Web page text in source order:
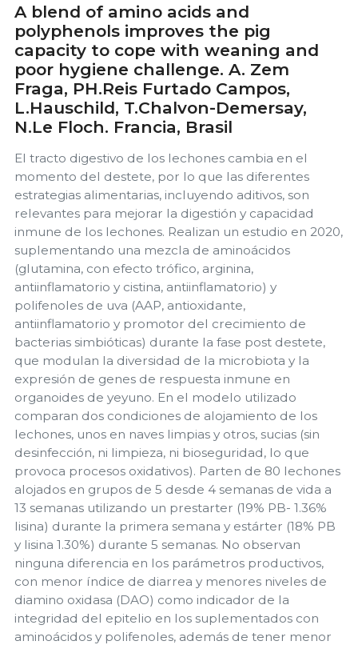
A blend of amino acids and
polyphenols improves the pig
capacity to cope with weaning and
poor hygiene challenge. A. Zem
Fraga, PH.Reis Furtado Campos,
L.Hauschild, T.Chalvon-Demersay,
N.Le Floch. Francia, Brasil
El tracto digestivo de los lechones cambia en el
momento del destete, por lo que las diferentes
estrategias alimentarias, incluyendo aditivos, son
relevantes para mejorar la digestión y capacidad
inmune de los lechones. Realizan un estudio en 2020,
suplementando una mezcla de aminoácidos
(glutamina, con efecto trófico, arginina,
antiinflamatorio y cistina, antiinflamatorio) y
polifenoles de uva (AAP, antioxidante,
antiinflamatorio y promotor del crecimiento de
bacterias simbióticas) durante la fase post destete,
que modulan la diversidad de la microbiota y la
expresión de genes de respuesta inmune en
organoides de yeyuno. En el modelo utilizado
comparan dos condiciones de alojamiento de los
lechones, unos en naves limpias y otros, sucias (sin
desinfección, ni limpieza, ni bioseguridad, lo que
provoca procesos oxidativos). Parten de 80 lechones
alojados en grupos de 5 desde 4 semanas de vida a
13 semanas utilizando un prestarter (19% PB- 1.36%
lisina) durante la primera semana y estárter (18% PB
y lisina 1.30%) durante 5 semanas. No observan
ninguna diferencia en los parámetros productivos,
con menor índice de diarrea y menores niveles de
diamino oxidasa (DAO) como indicador de la
integridad del epitelio en los suplementados con
aminoácidos y polifenoles, además de tener menor